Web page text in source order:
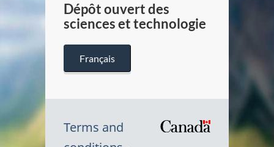
Dépôt ouvert des
sciences et technologie
Français
Terms and